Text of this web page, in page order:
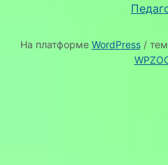
На платформе WordPress/